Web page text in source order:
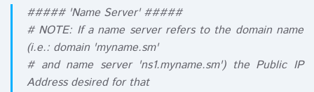
##### 'Name Server' #####
# NOTE: If a name server refers to the domain name
(i.e.: domain 'myname.sm'
# and name server 'ns1.myname.sm') the Public IP
Address desired for that